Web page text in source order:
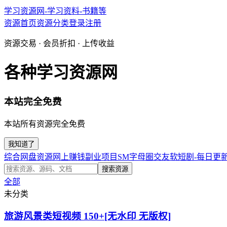
学习资源网-学习资料-书籍等
资源首页资源分类登录注册
资源交易 · 会员折扣 · 上传收益
各种学习资源网
本站完全免费
本站所有资源完全免费
我知道了
综合网盘资源 网上赚钱副业项目 SM字母圈交友软短剧-每日更
搜索资源
全部
未分类
旅游风景类短视频 150+[无水印 无版权]